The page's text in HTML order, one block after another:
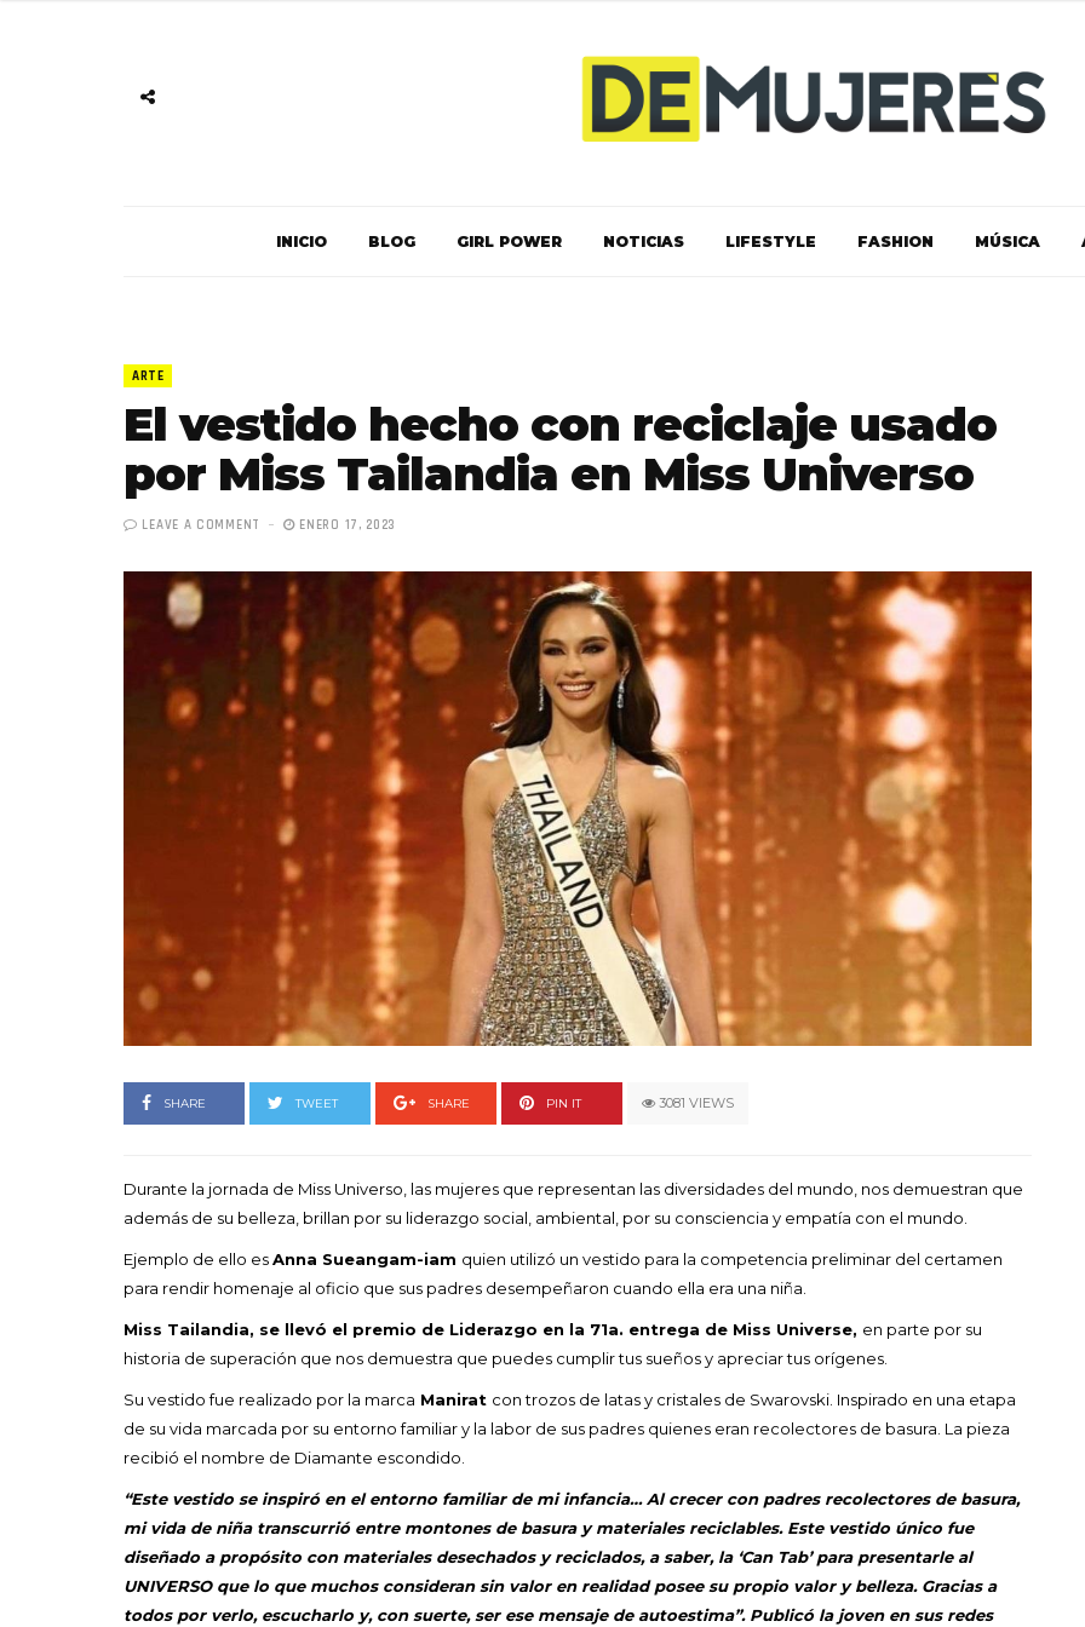
INICIO BLOG GIRL POWER NOTICIAS LIFESTYLE FASHION MÚSICA
ARTE
El vestido hecho con reciclaje usado
por Miss Tailandia en Miss Universo
LEAVE A COMMENT ENERO 17, 2023
SHARE TWEET SHARE PIN IT 3081 VIEWS
Durante la jornada de Miss Universo, las mujeres que representan las diversidades del mundo, nos demuestran que
además de su belleza, brillan por su liderazgo social, ambiental, por su consciencia y empatía con el mundo.
Ejemplo de ello esAnna Sueangam-iam quien utilizó un vestido para la competencia preliminar del certamen
para rendir homenaje al oficio que sus padres desempeñaron cuando ella era una niña.
Miss Tailandia, se llevó el premio de Liderazgo en la 71a. entrega de Miss Universe, en parte por su
historia de superación que nos demuestra que puedes cumplir tus sueños y apreciar tus orígenes.
Su vestido fue realizado por la marca Manirat con trozos de latas y cristales de Swarovski. Inspirado en una etapa
de su vida marcada por su entorno familiar y la labor de sus padres quienes eran recolectores de basura. La pieza
recibió el nombre de Diamante escondido.
“Este vestido se inspiró en el entorno familiar de mi infancia… Al crecer con padres recolectores de basura,
mi vida de niña transcurrió entre montones de basura y materiales reciclables. Este vestido único fue
diseñado a propósito con materiales desechados y reciclados, a saber, la ‘Can Tab’ para presentarle al
UNIVERSO que lo que muchos consideran sin valor en realidad posee su propio valor y belleza. Gracias a
todos por verlo, escucharlo y, con suerte, ser ese mensaje de autoestima”. Publicó la joven en sus redes
«Bonitas», el nuevo
Goyo un himno por la
vida de las mujeres
Totó la Momposina: el
adiós a la gran
cantadora que llevó las
raíces colombianas al
mundo a través de su
música